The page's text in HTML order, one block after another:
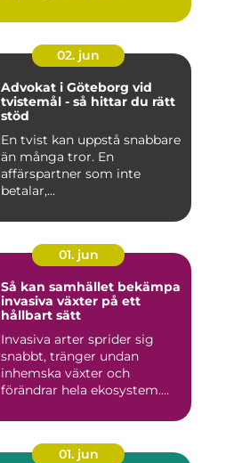
02. jun
Advokat i Göteborg vid
tvistemål - så hittar du rätt
stöd
En tvist kan uppstå snabbare
än många tror. En
affärspartner som inte
betalar,...
01. jun
Så kan samhället bekämpa
invasiva växter på ett
hållbart sätt
Invasiva arter sprider sig
snabbt, tränger undan
inhemska växter och
förändrar hela ekosystem.
01. jun